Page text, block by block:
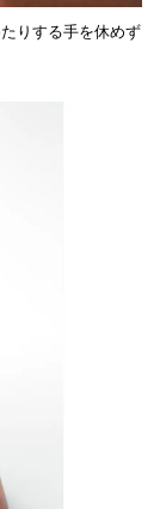
りする手を休めず